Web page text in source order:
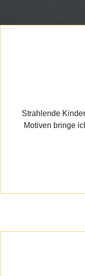
Strahlende
Motiven bringe